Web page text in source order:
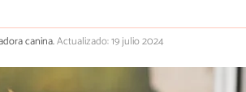
canina.Actualizado: 19 julio 2024